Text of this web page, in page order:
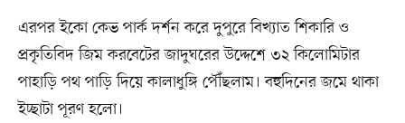
এরপর ইকো কেভ পার্ক দর্শন করে দুপুরে বিখ্যাত শিকারি ও
প্রকৃতিবিদ জিম করবেটের জাদুঘরের উদ্দেশে ৩২ কিলোমিটার
পাহাড়ি পথ পাড়ি দিয়ে কালাধুঙ্গি পৌঁছলাম। বহুদিনের জমে থাকা
ইচ্ছাটা পূরণ হলো।